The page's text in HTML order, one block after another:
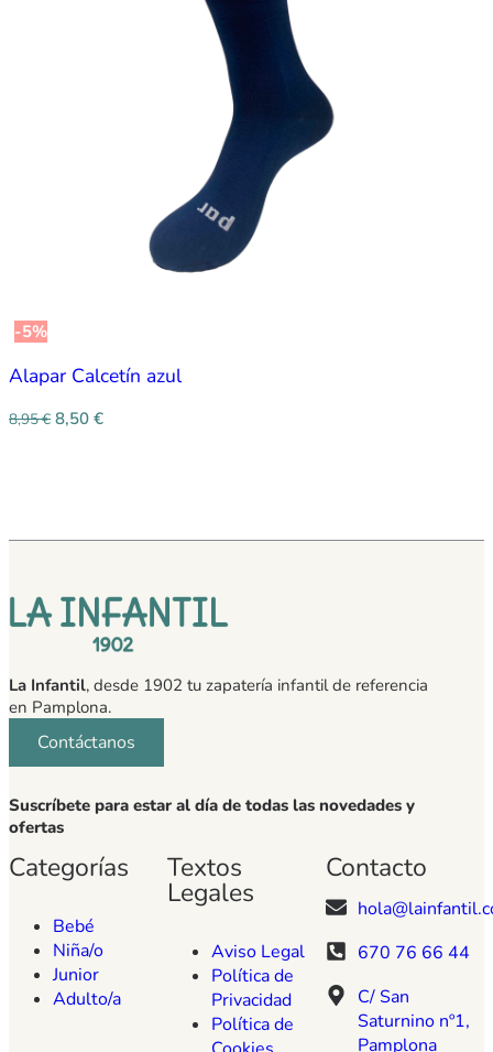
-5%
Alapar Calcetín azul
8,95€ 8,50 €
La Infantil, desde 1902 tu zapatería infantil de referencia
en Pamplona.
Contáctanos
Suscríbete para estar al día de todas las novedades y
ofertas
Categorías
Bebé
Niña/o
Junior
Adulto/a
Textos
Legales
Aviso Legal
Política de
Privacidad
Política de
Contacto
670 76 66 44
C/ San
Saturnino nº1,
Pamplona